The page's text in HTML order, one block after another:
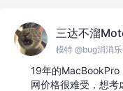
三达不溜
模特 @bug消消乐
19年的MacBookPro
网价格很难受，想考